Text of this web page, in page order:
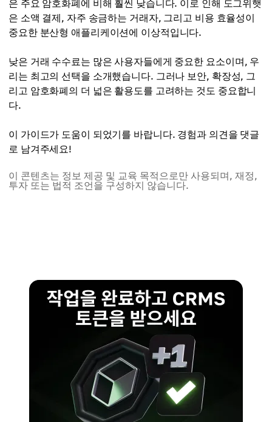
은 주요 암호화폐에 비해 훨씬 낮습니다. 이로 인해 도그위햇
은 소액 결제, 자주 송금하는 거래자, 그리고 비용 효율성이
중요한 분산형 애플리케이션에 이상적입니다.
낮은 거래 수수료는 많은 사용자들에게 중요한 요소이며, 우
리는 최고의 선택을 소개했습니다. 그러나 보안, 확장성, 그
리고 암호화폐의 더 넓은 활용도를 고려하는 것도 중요합니
다.
이 가이드가 도움이 되었기를 바랍니다. 경험과 의견을 댓글
로 남겨주세요!
이 콘텐츠는 정보 제공 및 교육 목적으로만 사용되며, 재정,
투자 또는 법적 조언을 구성하지 않습니다.